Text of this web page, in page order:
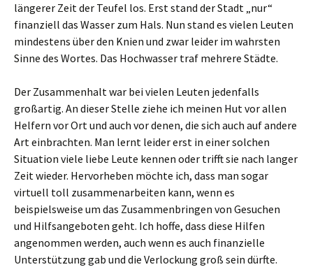
längerer Zeit der Teufel los. Erst stand der Stadt „nur“
finanziell das Wasser zum Hals. Nun stand es vielen Leuten
mindestens über den Knien und zwar leider im wahrsten
Sinne des Wortes. Das Hochwasser traf mehrere Städte.
Der Zusammenhalt war bei vielen Leuten jedenfalls
großartig. An dieser Stelle ziehe ich meinen Hut vor allen
Helfern vor Ort und auch vor denen, die sich auch auf andere
Art einbrachten. Man lernt leider erst in einer solchen
Situation viele liebe Leute kennen oder trifft sie nach langer
Zeit wieder. Hervorheben möchte ich, dass man sogar
virtuell toll zusammenarbeiten kann, wenn es
beispielsweise um das Zusammenbringen von Gesuchen
und Hilfsangeboten geht. Ich hoffe, dass diese Hilfen
angenommen werden, auch wenn es auch finanzielle
Unterstützung gab und die Verlockung groß sein dürfte.